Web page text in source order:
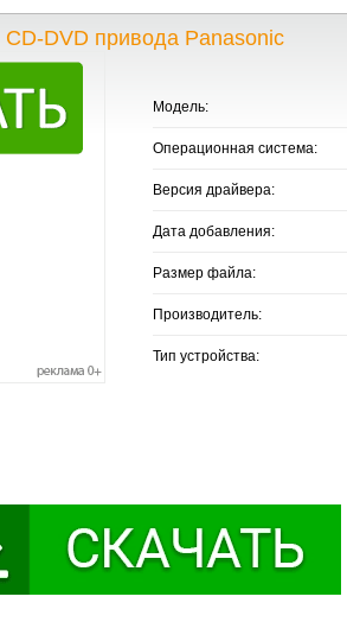
DVD привода Panasonic
Модель:
Операционная система:
Версия драйвера:
Дата добавления:
Размер файла:
Производитель:
Тип устройства: